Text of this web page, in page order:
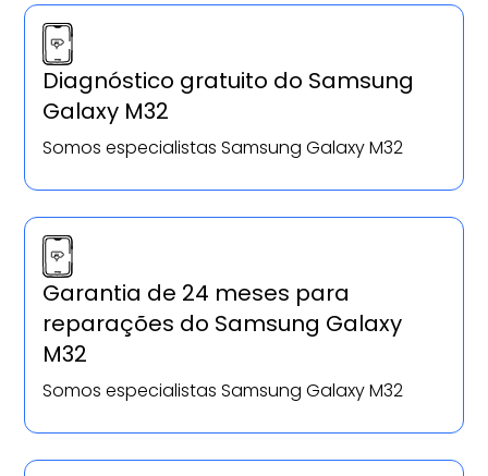
Diagnóstico gratuito do Samsung
Galaxy M32
Somos especialistas Samsung Galaxy M32
Garantia de 24 meses para
reparações do Samsung Galaxy
M32
Somos especialistas Samsung Galaxy M32